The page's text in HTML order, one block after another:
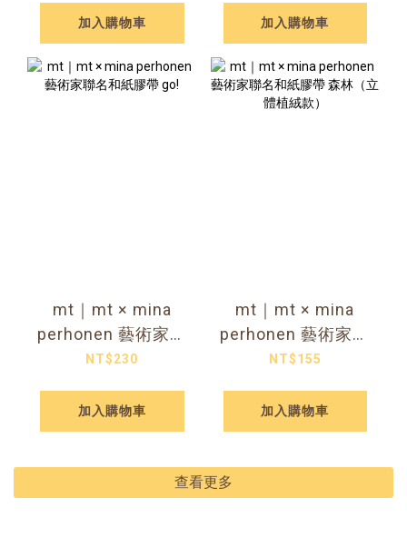
加入購物車 加入購物車
mt｜mt × mina
perhonen 藝術家聯
名和紙膠帶 go!
NT$230
加入購物車
mt｜mt × mina
perhonen 藝術家聯
名和紙膠帶 森林
NT$155
加入購物車
查看更多